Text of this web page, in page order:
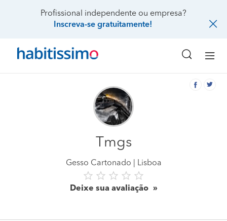
Profissional independente ou empresa?
Inscreva-se gratuitamente!
Tmgs
Gesso Cartonado Lisboa
Deixe sua avaliação